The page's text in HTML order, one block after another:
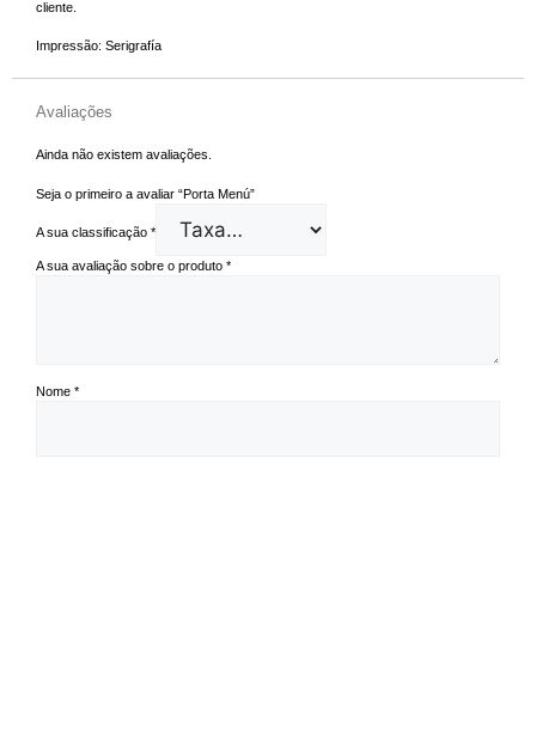
cliente.
Impressão: Serigrafía
Avaliações
Ainda não existem avaliações.
Seja o primeiro a avaliar “Porta Menú”
A sua classificação *
A sua avaliação sobre o produto *
Nome *